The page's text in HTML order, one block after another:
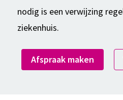
nodig is een verwijzing
ziekenhuis.
Afspraak maken